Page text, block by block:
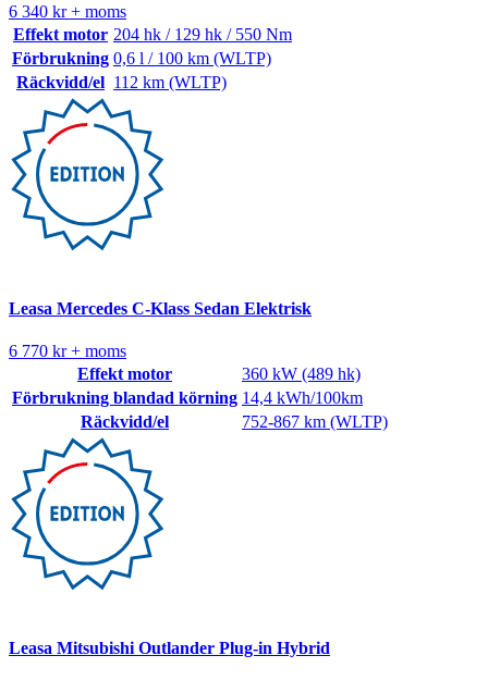
6 340 kr + moms
Effekt motor 204 hk / 129 hk / 550 Nm
Förbrukning 0,6 l / 100 km (WLTP)
Räckvidd/el 112 km (WLTP)
Leasa Mercedes C-Klass Sedan Elektrisk
6 770 kr + moms
Effekt motor
360 kW (489 hk)
Förbrukning blandad körning 14,4 kWh/100km
Räckvidd/el
752-867 km (WLTP)
Leasa Mitsubishi Outlander Plug-in Hybrid